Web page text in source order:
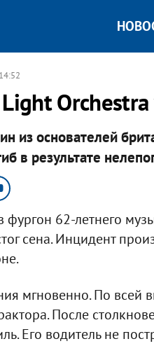
Orchestra
из основателей
в результате
62-летнего
сена. Инцидент
мгновенно. По всей
После
Его водитель не